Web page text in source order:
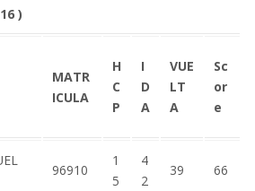
)
MATR
ICULA
H
C
P
I
D
A
VUE
LT
A
Sc
or
e
96910
1
5
4
2
39 66